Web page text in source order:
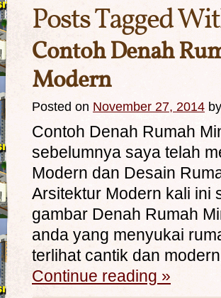
Posts Tagged
Contoh Denah
Modern
Posted on November 27, 2014 by
Contoh Denah Rumah
sebelumnya saya telah
Modern dan Desain
Arsitektur Modern kali ini
gambar Denah Rumah
anda yang menyukai
terlihat cantik dan
Continue reading »